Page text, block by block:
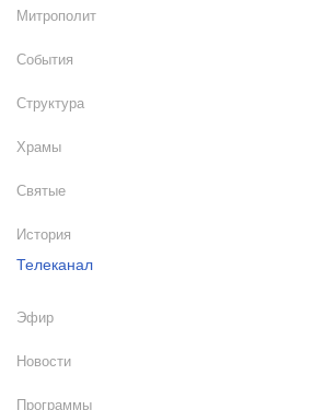
Митрополит
События
Структура
Храмы
Святые
История
Телеканал
Эфир
Новости
Программы